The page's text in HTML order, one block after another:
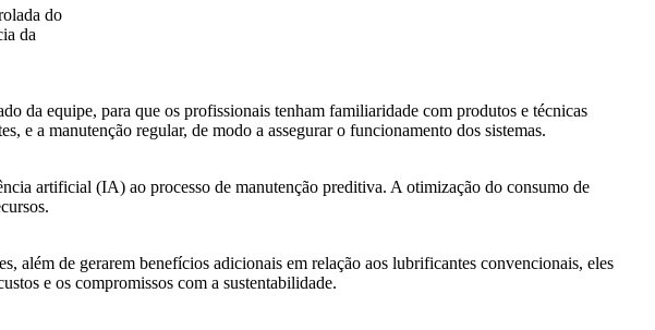
do
da
da equipe, para que os profissionais tenham familiaridade com produtos e técnicas
e a manutenção regular, de modo a assegurar o funcionamento dos sistemas.
artificial (IA) ao processo de manutenção preditiva. A otimização do consumo de
além de gerarem benefícios adicionais em relação aos lubrificantes convencionais, eles
e os compromissos com a sustentabilidade.